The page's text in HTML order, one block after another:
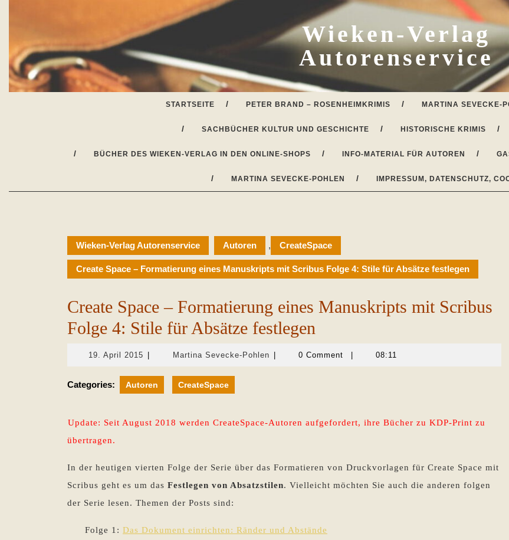
Wieken-Verlag
Autorenservice
STARTSEITE PETER BRAND – ROSENHEIMKRIMIS MARTINA SEVECKE-
SACHBÜCHER KULTUR UND GESCHICHTE HISTORISCHE KRIMIS
BÜCHER DES WIEKEN-VERLAG IN DEN ONLINE-SHOPS INFO-MATERIAL FÜR AUTOREN
MARTINA SEVECKE-POHLEN IMPRESSUM, DATENSCHUTZ,
Wieken-Verlag Autorenservice Autoren , CreateSpace
Create Space – Formatierung eines Manuskripts mit Scribus Folge 4: Stile für Absätze festlegen
Create Space – Formatierung eines Manuskripts mit Scribus
Folge 4: Stile für Absätze festlegen
19. April 2015 19.
2015
Martina Sevecke-PohlenMartina 0 Comment 08:11
Categories: Autoren CreateSpace
Update: Seit August 2018 werden CreateSpace-Autoren aufgefordert, ihre Bücher zu KDP-Print zu
übertragen.
In der heutigen vierten Folge der Serie über das Formatieren von Druckvorlagen für Create Space mit
Scribus geht es um das Festlegen von Absatzstilen. Vielleicht möchten Sie auch die anderen folgen
der Serie lesen. Themen der Posts sind:
Folge 1: Das Dokument einrichten: Ränder und Abstände